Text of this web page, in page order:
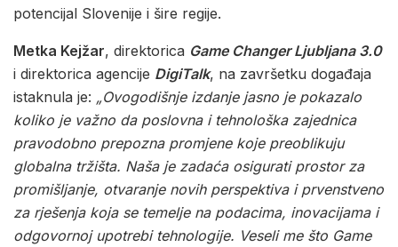
potencijal Slovenije i šire regije.
Metka Kejžar, direktorica Game Changer Ljubljana 3.0
i direktorica agencije DigiTalk, na završetku događaja
istaknula je: „Ovogodišnje izdanje jasno je pokazalo
koliko je važno da poslovna i tehnološka zajednica
pravodobno prepozna promjene koje preoblikuju
globalna tržišta. Naša je zadaća osigurati prostor za
promišljanje, otvaranje novih perspektiva i prvenstveno
za rješenja koja se temelje na podacima, inovacijama i
odgovornoj upotrebi tehnologije. Veseli me što Game